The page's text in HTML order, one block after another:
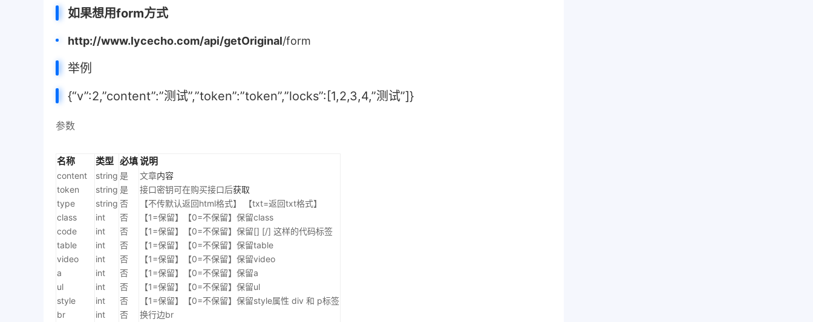
如果想用form方式
http://www.lycecho.com/api/getOriginal/form
举例
{“v”:2,”content”:”测试”,”token”:”token”,”locks”:[1,2,3,4,”测试”]}
参数
名称 类型 必填说明
content string 是 文章内容
token
string 是 接口密钥可在购买接口后获取
type
string 否
【不传默认返回html格式】 【txt=返回txt格式】
class
int 否
【1=保留】【0=不保留】保留class
code
int 否
【1=保留】【0=不保留】保留[] [/] 这样的代码标签
table
int 否
【1=保留】【0=不保留】保留table
video
int 否
【1=保留】【0=不保留】保留video
a
int 否
【1=保留】【0=不保留】保留a
ul
int 否
【1=保留】【0=不保留】保留ul
style
int 否
【1=保留】【0=不保留】保留style属性 div 和 p标签
br
int 否
换行边br